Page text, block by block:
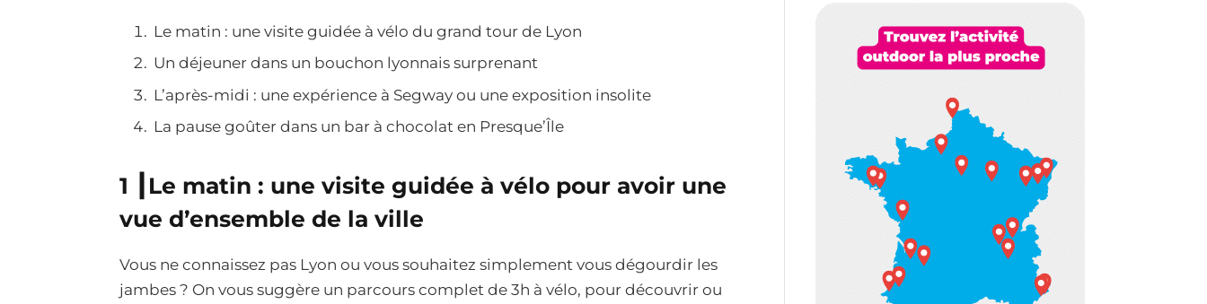
Le matin : une visite guidée à vélo du grand tour de Lyon
Un déjeuner dans un bouchon lyonnais surprenant
L’après-midi : une expérience à Segway ou une exposition insolite
La pause goûter dans un bar à chocolat en Presque’Île
1 ┃ Le matin : une visite guidée à vélo pour avoir une
vue d’ensemble de la ville
Vous ne connaissez pas Lyon ou vous souhaitez simplement vous dégourdir les
jambes ? On vous suggère un parcours complet de 3h à vélo, pour découvrir ou